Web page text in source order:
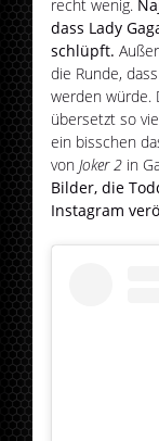
recht wenig.
dass Lady
schlüpft.
die Runde,
werden würde.
übersetzt so
ein bisschen
vonJoker 2 in
Bilder, die
Instagram